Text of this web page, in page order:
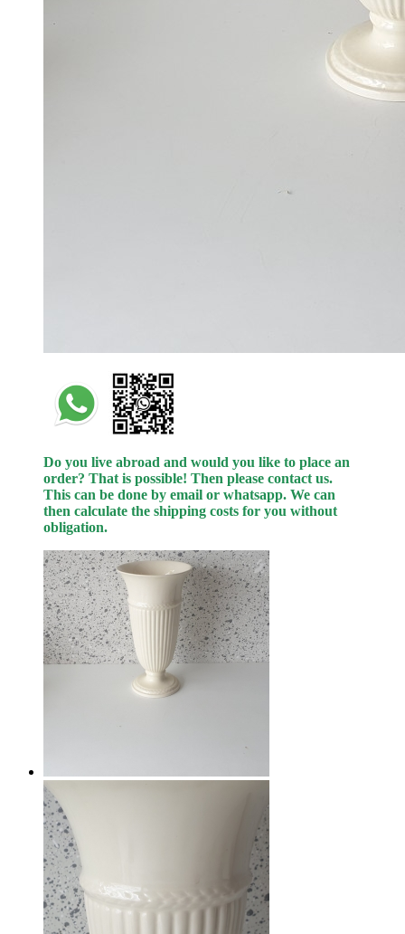
Do you live abroad and would you like to place an
order? That is possible! Then please contact us.
This can be done by email or whatsapp. We can
then calculate the shipping costs for you without
obligation.